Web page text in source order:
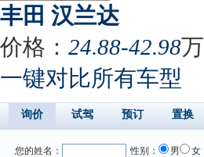
丰田 汉兰达
价格： 24.88-42.98万
一键对比所有车型
询价 试驾 预订 置换
您的姓名： 性别： 男 女